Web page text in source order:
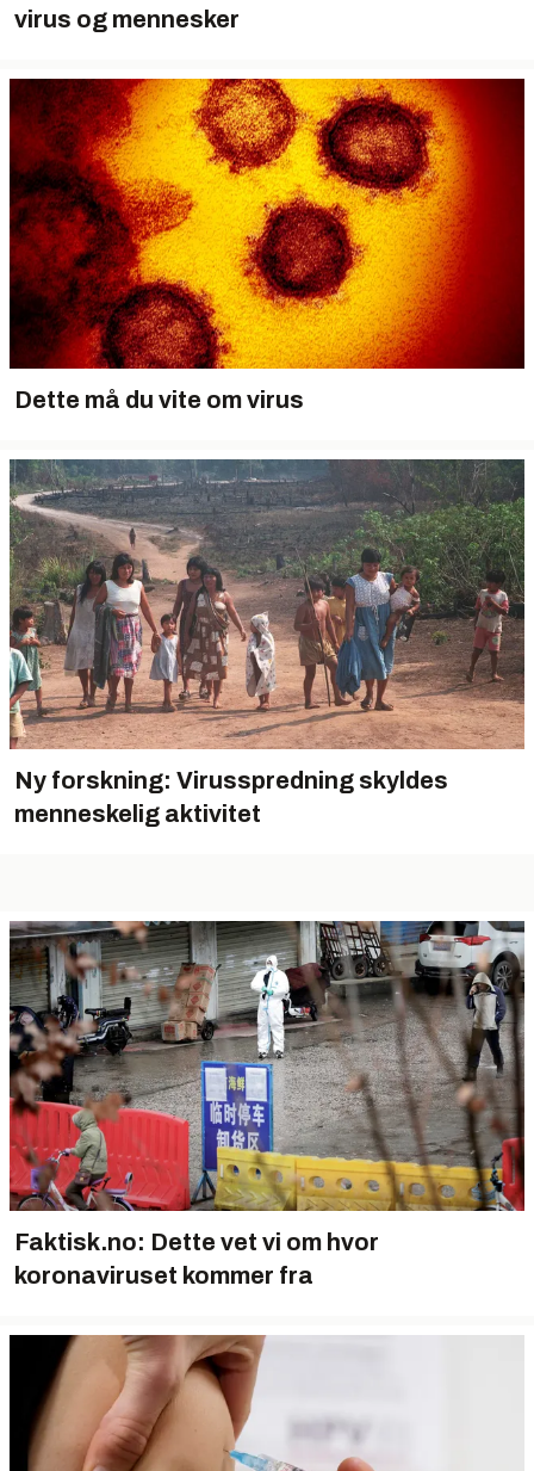
virus og mennesker
Dette må du vite om virus
Ny forskning: Virusspredning skyldes
menneskelig aktivitet
Faktisk.no: Dette vet vi om hvor
koronaviruset kommer fra